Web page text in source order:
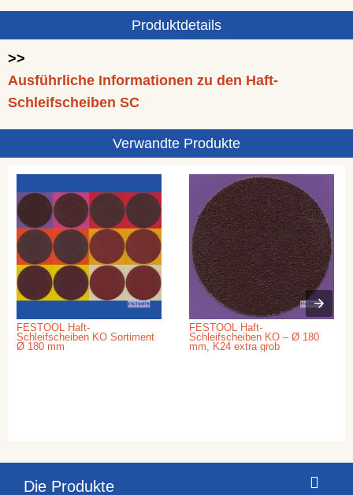
Produktdetails
>>
Ausführliche Informationen zu den Haft-
Schleifscheiben SC
Verwandte Produkte
FESTOOL Haft-
Schleifscheiben KO Sortiment
Ø 180 mm
FESTOOL Haft-
Schleifscheiben KO – Ø 180
mm, K24 extra grob
Die Produkte